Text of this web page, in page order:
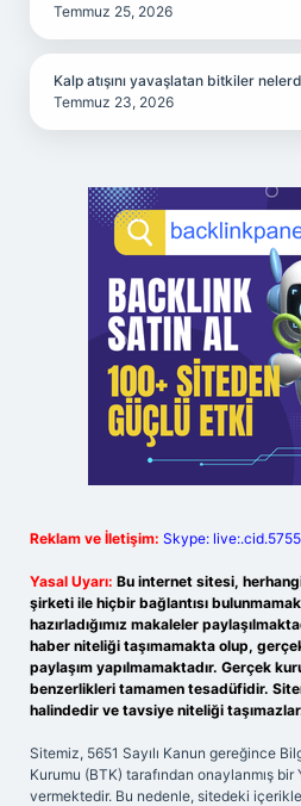
Temmuz 25, 2026
Kalp atışını yavaşlatan bitkiler
Temmuz 23, 2026
Reklam ve İletişim: Skype:
Yasal Uyarı: Bu internet sitesi,
şirketi ile hiçbir bağlantısı
hazırladığımız makaleler
haber niteliği taşımamakta olup,
paylaşım yapılmamaktadır. Gerçek
benzerlikleri tamamen tesadüfidir.
halindedir ve tavsiye niteliği
Sitemiz, 5651 Sayılı Kanun gereğince
Kurumu (BTK) tarafından onaylanmış bir
vermektedir. Bu nedenle, sitedeki